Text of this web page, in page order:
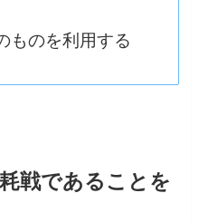
ものを利用する
戦であることを